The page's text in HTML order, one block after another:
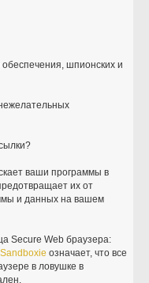
шпионских и
ваши программы в
их от
и данных на вашем
Secure Web браузера:
Sandboxie означает, что все
в ловушке в